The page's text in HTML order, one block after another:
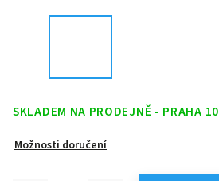
SKLADEM NA PRODEJNĚ - PRAHA 10
Možnosti doručení